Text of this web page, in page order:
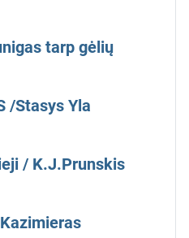
tarp gėlių
/Stasys Yla
/ K.J.Prunskis